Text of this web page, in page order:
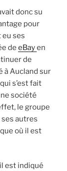
donc su
pour
eu ses
de eBayen
de
à Aucland sur
s’est fait
société
le groupe
autres
où il est
est indiqué